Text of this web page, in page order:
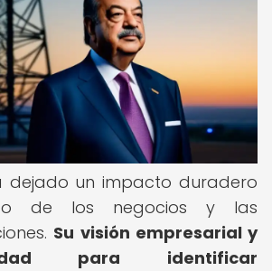
dejado un impacto duradero
de los negocios y las
Su visión empresarial y
para identificar